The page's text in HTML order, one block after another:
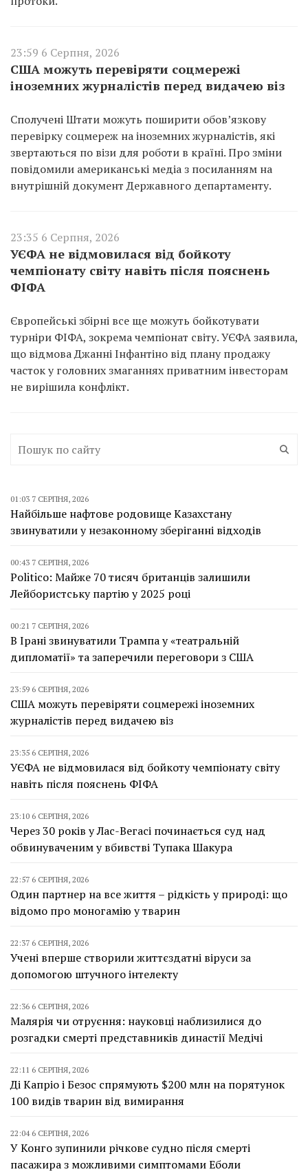
23:59 6 Серпня, 2026
США можуть перевіряти соцмережі
іноземних журналістів перед видачею віз
Сполучені Штати можуть поширити обов’язкову
перевірку соцмереж на іноземних журналістів, які
звертаються по візи для роботи в країні. Про зміни
повідомили американські медіа з посиланням на
внутрішній документ Державного департаменту.
23:35 6 Серпня, 2026
УЄФА не відмовилася від бойкоту
чемпіонату світу навіть після пояснень
ФІФА
Європейські збірні все ще можуть бойкотувати
турніри ФІФА, зокрема чемпіонат світу. УЄФА заявила,
що відмова Джанні Інфантіно від плану продажу
часток у головних змаганнях приватним інвесторам
не вирішила конфлікт.
01:03 7 СЕРПНЯ, 2026
Найбільше нафтове родовище Казахстану
звинуватили у незаконному зберіганні відходів
00:43 7 СЕРПНЯ, 2026
Politico: Майже 70 тисяч британців залишили
Лейбористську партію у 2025 році
00:21 7 СЕРПНЯ, 2026
В Ірані звинуватили Трампа у «театральній
дипломатії» та заперечили переговори з США
23:59 6 СЕРПНЯ, 2026
США можуть перевіряти соцмережі іноземних
журналістів перед видачею віз
23:35 6 СЕРПНЯ, 2026
УЄФА не відмовилася від бойкоту чемпіонату світу
навіть після пояснень ФІФА
23:10 6 СЕРПНЯ, 2026
Через 30 років у Лас-Вегасі починається суд над
обвинуваченим у вбивстві Тупака Шакура
22:57 6 СЕРПНЯ, 2026
Один партнер на все життя – рідкість у природі: що
відомо про моногамію у тварин
22:37 6 СЕРПНЯ, 2026
Учені вперше створили життєздатні віруси за
допомогою штучного інтелекту
22:36 6 СЕРПНЯ, 2026
Малярія чи отруєння: науковці наблизилися до
розгадки смерті представників династії Медічі
22:11 6 СЕРПНЯ, 2026
Ді Капріо і Безос спрямують $200 млн на порятунок
100 видів тварин від вимирання
22:04 6 СЕРПНЯ, 2026
У Конго зупинили річкове судно після смерті
пасажира з можливими симптомами Еболи